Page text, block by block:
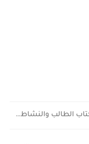
حل جميع أسئلة كتاب الطالب والنشاط في الاحياء للصف العاشر...